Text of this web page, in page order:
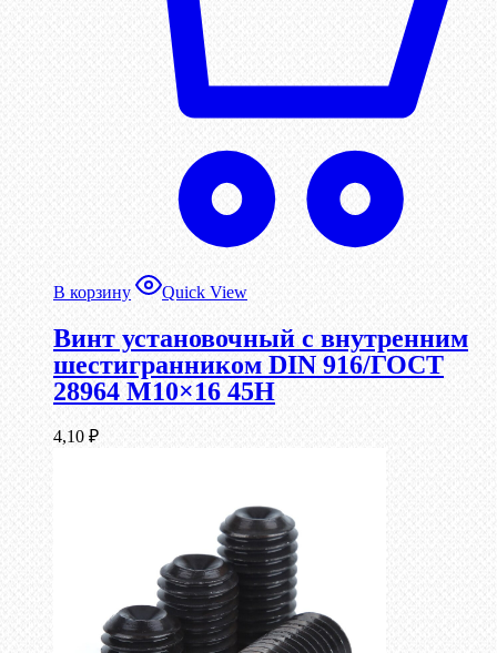
В корзину Quick View
Винт установочный с внутренним
шестигранником DIN 916/ГОСТ
28964 М10×16 45Н
4,10 ₽